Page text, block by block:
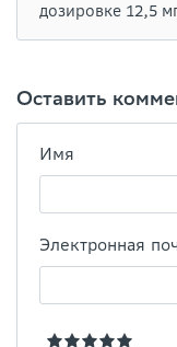
дозировке 12,5
Оставить
Имя
Электронная